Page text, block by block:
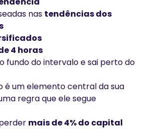
nas tendências dos
4 horas
fundo do intervalo e sai perto do
é um elemento central da sua
regra que ele segue
mais de 4% do capital